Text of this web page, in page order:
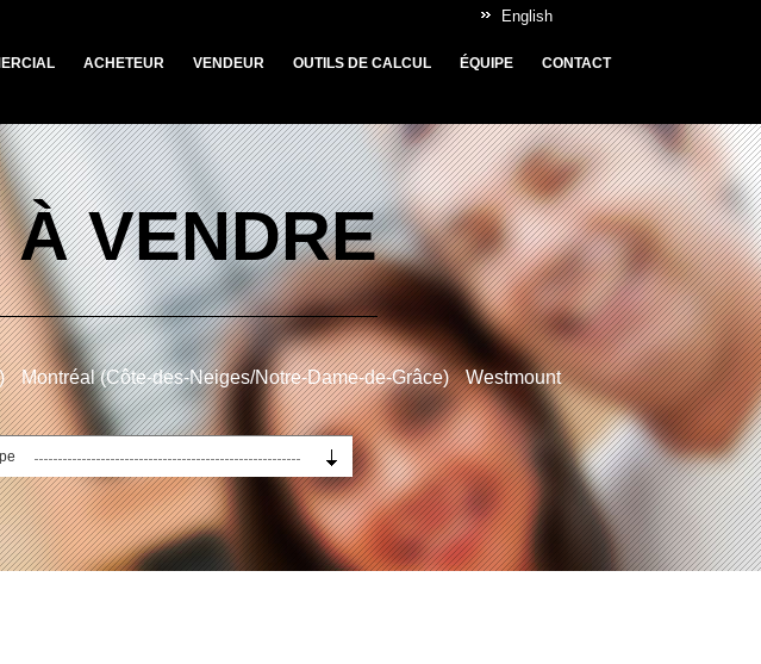
English
ACHETEUR VENDEUR OUTILS DE CALCUL ÉQUIPE CONTACT
VENDRE
Montréal (Côte-des-Neiges/Notre-Dame-de-Grâce) Westmount